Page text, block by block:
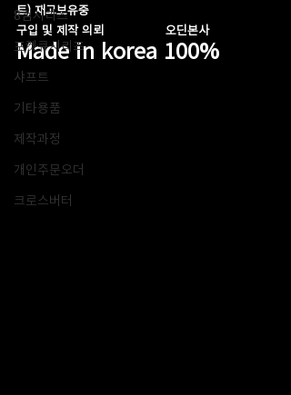
8검시리즈
포켓큐시리즈
샤프트
기타용품
제작과정
개인주문오더
크로스버터
트) 재고보유중
구입 및 제작 의뢰                 오딘본사
Made in korea 100%